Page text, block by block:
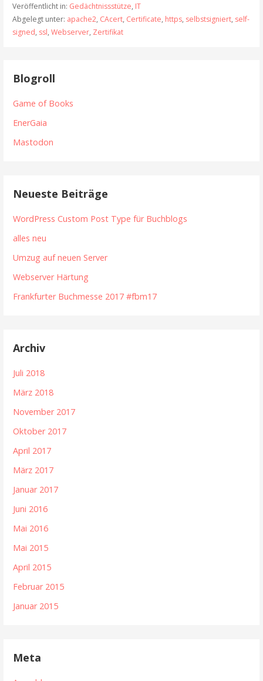
Veröffentlicht in: Gedächtnissstütze, IT
Abgelegt unter: apache2, CAcert, Certificate, https, selbstsigniert, self-
signed, ssl, Webserver, Zertifikat
Blogroll
Game of Books
EnerGaia
Mastodon
Neueste Beiträge
WordPress Custom Post Type für Buchblogs
alles neu
Umzug auf neuen Server
Webserver Härtung
Frankfurter Buchmesse 2017 #fbm17
Archiv
Juli 2018
März 2018
November 2017
Oktober 2017
April 2017
März 2017
Januar 2017
Juni 2016
Mai 2016
Mai 2015
April 2015
Februar 2015
Januar 2015
Meta